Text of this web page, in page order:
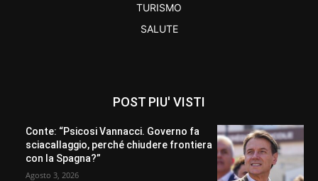
TURISMO
SALUTE
POST PIU' VISTI
Conte: “Psicosi Vannacci. Governo fa
sciacallaggio, perché chiudere frontiera
con la Spagna?”
Agosto 3, 2026